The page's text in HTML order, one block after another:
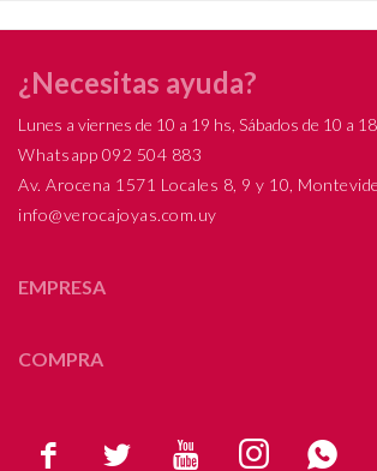
    
¿Necesitas ayuda?
Lunes a viernes de 10 a 19 hs, Sábados de 10 a
Whatsapp 092 504 883
Av. Arocena 1571 Locales 8, 9 y 10,
info@verocajoyas.com.uy
EMPRESA
COMPRA